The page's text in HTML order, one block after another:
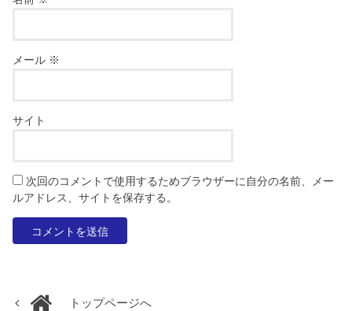
メール ※
サイト
次回のコメントで使用するためブラウザーに自分の名前、メー
ルアドレス、サイトを保存する。
トップページへ